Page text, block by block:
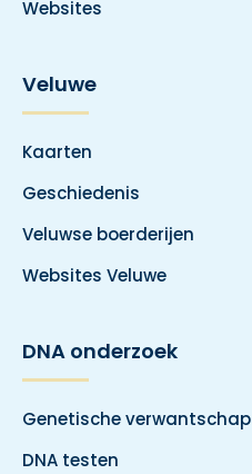
Websites
Veluwe
Kaarten
Geschiedenis
Veluwse boerderijen
Websites Veluwe
DNA onderzoek
Genetische verwantschap
DNA testen